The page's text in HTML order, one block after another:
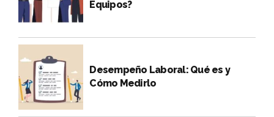
Equipos?
Desempeño Laboral: Qué es y
Cómo Medirlo